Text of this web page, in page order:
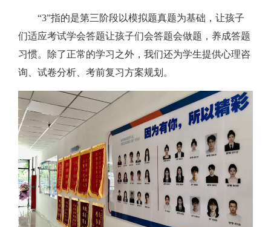
“3”指的是第三阶段以模拟题真题为基础，让孩子
们适应考试学会答题让孩子们会答题会做题，养成答题
习惯。除了正常的学习之外，我们还为学生提供心理咨
询、试卷分析、考前复习方案规划。